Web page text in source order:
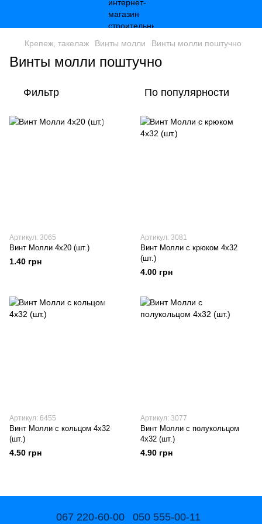
Крепеж, такелаж Винты молли Винты молли поштучно
Винты молли поштучно
Фильтр По популярности
Артикул: 3065
Винт Молли 4х20 (шт.)
1.40 грн
Артикул: 3081
Винт Молли с крюком 4х32
(шт.)
4.00 грн
Артикул: 6455
Винт Молли с кольцом 4х32
(шт.)
4.50 грн
Артикул: 3077
Винт Молли с полукольцом
4х32 (шт.)
4.90 грн
067 220-60-00 050 555-00-11